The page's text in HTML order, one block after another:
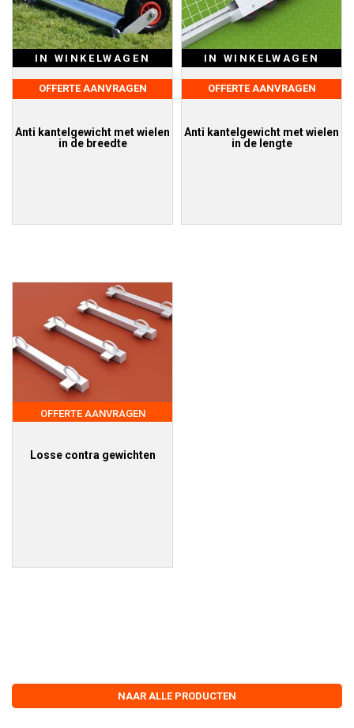
NAAR ALLE PRODUCTEN
IN WINKELWAGEN
OFFERTE AANVRAGEN
Anti kantelgewicht met wielen
in de breedte
IN WINKELWAGEN
OFFERTE AANVRAGEN
Anti kantelgewicht met wielen
in de lengte
OFFERTE AANVRAGEN
Losse contra gewichten